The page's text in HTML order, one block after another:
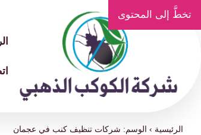
تخطَّ إلى المحتوى
الرئيسية › الوسم: شركات تنظيف كنب في عجمان